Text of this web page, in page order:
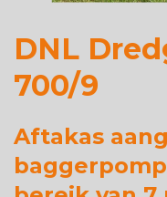
DNL
700/9
Aftakas